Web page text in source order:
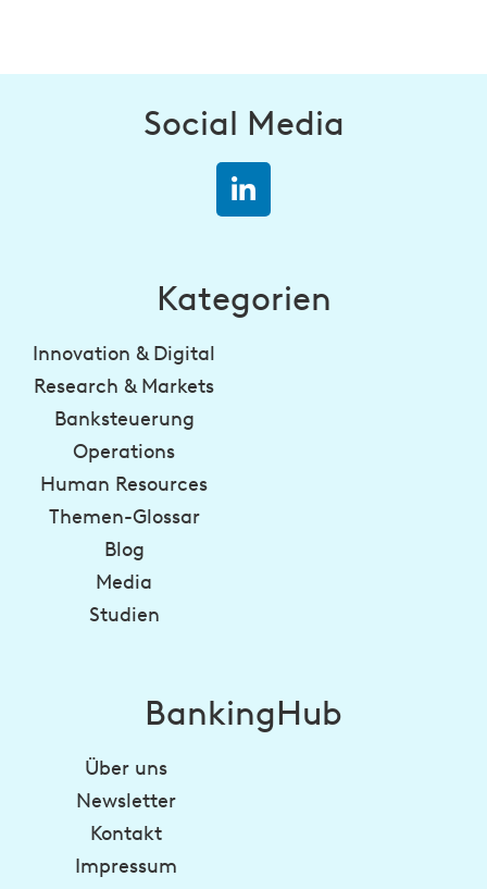
Social Media
Kategorien
Innovation & Digital
Research & Markets
Banksteuerung
Operations
Human Resources
Themen-Glossar
Blog
Media
Studien
BankingHub
Über uns
Newsletter
Kontakt
Impressum